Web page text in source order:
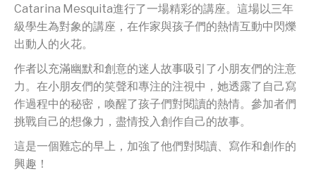
Catarina Mesquita進行了一場精彩的講座。這場以三年
級學生為對象的講座，在作家與孩子們的熱情互動中閃爍
出動人的火花。
作者以充滿幽默和創意的迷人故事吸引了小朋友們的注意
力。在小朋友們的笑聲和專注的注視中，她透露了自己寫
作過程中的秘密，喚醒了孩子們對閱讀的熱情。參加者們
挑戰自己的想像力，盡情投入創作自己的故事。
這是一個難忘的早上，加強了他們對閱讀、寫作和創作的
興趣！